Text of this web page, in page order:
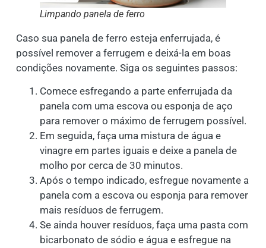
Limpando panela de ferro
Caso sua panela de ferro esteja enferrujada, é
possível remover a ferrugem e deixá-la em boas
condições novamente. Siga os seguintes passos:
Comece esfregando a parte enferrujada da
panela com uma escova ou esponja de aço
para remover o máximo de ferrugem possível.
Em seguida, faça uma mistura de água e
vinagre em partes iguais e deixe a panela de
molho por cerca de 30 minutos.
Após o tempo indicado, esfregue novamente a
panela com a escova ou esponja para remover
mais resíduos de ferrugem.
Se ainda houver resíduos, faça uma pasta com
bicarbonato de sódio e água e esfregue na